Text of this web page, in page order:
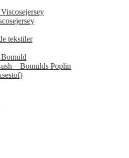
tekstiler
– Bomulds Poplin